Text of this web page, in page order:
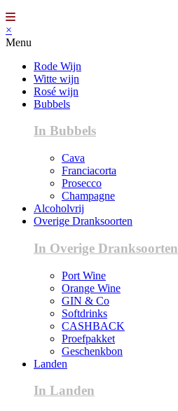
×
Menu
Rode Wijn
Witte wijn
Rosé wijn
Bubbels
In Bubbels
Cava
Franciacorta
Prosecco
Champagne
Alcoholvrij
Overige Dranksoorten
In Overige Dranksoorten
Port Wine
Orange Wine
GIN & Co
Softdrinks
CASHBACK
Proefpakket
Geschenkbon
Landen
In Landen